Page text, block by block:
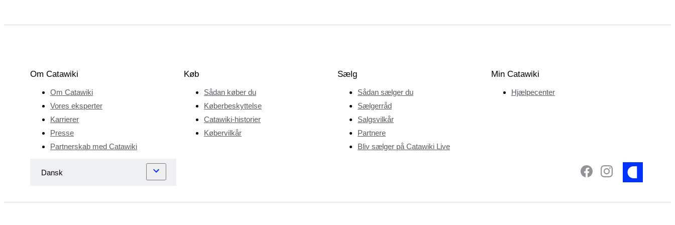
gallerier og
markeder. Denne
nysgerrighed førte
til en karriere på
museer og
herunder
Om Catawiki
Om Catawiki
Vores eksperter
Karrierer
Presse
Partnerskab med Catawiki
Køb
Sådan køber du
Køberbeskyttelse
Catawiki-historier
Købervilkår
Sælg
Sådan sælger du
Sælgerråd
Salgsvilkår
Partnere
Bliv sælger på Catawiki Live
Min Catawiki
Hjælpecenter